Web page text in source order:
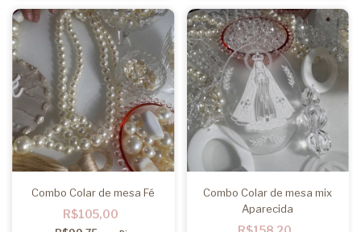
Combo Colar de mesa Fé
R$105,00
Combo Colar de mesa mix
Aparecida